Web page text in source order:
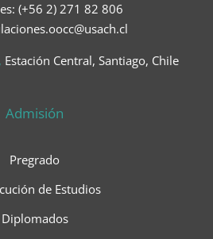
(+56 2) 271 82 806
Estación Central, Santiago, Chile
Admisión
Pregrado
de Estudios
Diplomados